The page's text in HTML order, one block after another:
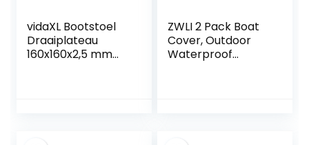
vidaXL Bootstoel
Draaiplateau
160x160x2,5 mm
ZWLI 2 Pack Boat
Cover, Outdoor
Waterproof